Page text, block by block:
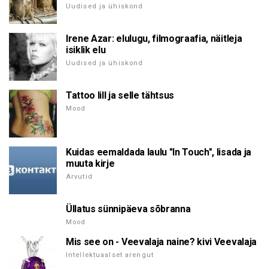
Uudised ja ühiskond
Irene Azar: elulugu, filmograafia, näitleja
isiklik elu
Uudised ja ühiskond
Tattoo lill ja selle tähtsus
Mood
Kuidas eemaldada laulu "In Touch", lisada ja
muuta kirje
Arvutid
Üllatus sünnipäeva sõbranna
Mood
Mis see on - Veevalaja naine? kivi Veevalaja
Intellektuaalset arengut